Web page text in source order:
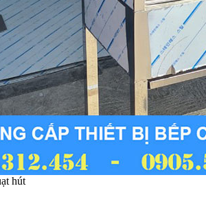
hút